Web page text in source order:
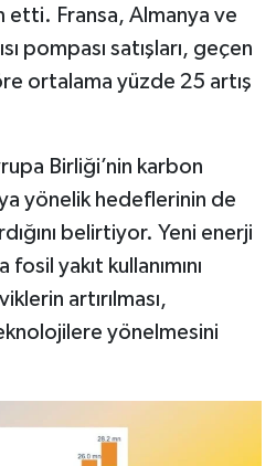
etti. Fransa, Almanya ve
pompası satışları, geçen
ortalama yüzde 25 artış
Birliği’nin karbon
yönelik hedeflerinin de
belirtiyor. Yeni enerji
yakıt kullanımını
artırılması,
yönelmesini